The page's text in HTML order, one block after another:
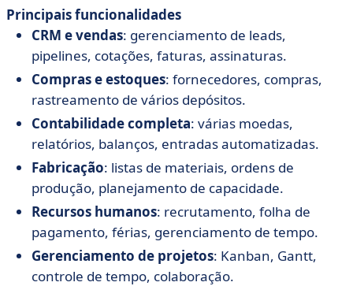
Principais funcionalidades
CRM e vendas: gerenciamento de leads,
pipelines, cotações, faturas, assinaturas.
Compras e estoques: fornecedores, compras,
rastreamento de vários depósitos.
Contabilidade completa: várias moedas,
relatórios, balanços, entradas automatizadas.
Fabricação: listas de materiais, ordens de
produção, planejamento de capacidade.
Recursos humanos: recrutamento, folha de
pagamento, férias, gerenciamento de tempo.
Gerenciamento de projetos: Kanban, Gantt,
controle de tempo, colaboração.